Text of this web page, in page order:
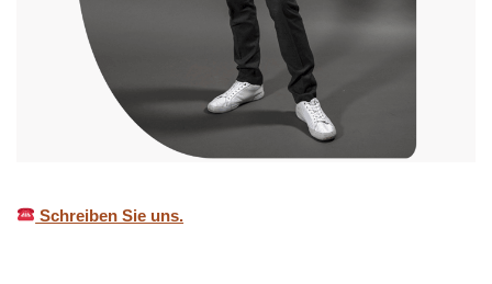
Schreiben Sie uns.